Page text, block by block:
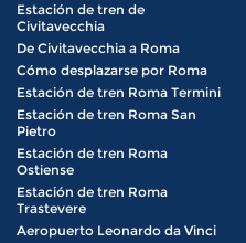
Estación de tren de
Civitavecchia
De Civitavecchia a Roma
Cómo desplazarse por Roma
Estación de tren Roma Termini
Estación de tren Roma San
Pietro
Estación de tren Roma
Ostiense
Estación de tren Roma
Trastevere
Aeropuerto Leonardo da Vinci